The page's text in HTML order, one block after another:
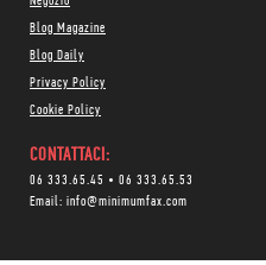
Blog Magazine
Blog Daily
Privacy Policy
Cookie Policy
CONTATTACI:
06 333.65.45 • 06 333.65.53
Email: info@minimumfax.com